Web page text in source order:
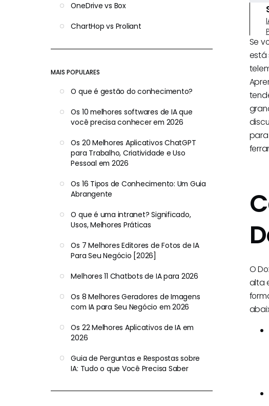
OneDrive vs Box
ChartHop vs Proliant
MAIS POPULARES
O que é gestão do conhecimento?
Os 10 melhores softwares de IA que
você precisa conhecer em 2026
Os 20 Melhores Aplicativos ChatGPT
para Trabalho, Criatividade e Uso
Pessoal em 2026
Os 16 Tipos de Conhecimento: Um Guia
Abrangente
O que é uma intranet? Significado,
Usos, Melhores Práticas
Os 7 Melhores Editores de Fotos de IA
Para Seu Negócio [2026]
Melhores 11 Chatbots de IA para 2026
Os 8 Melhores Geradores de Imagens
com IA para Seu Negócio em 2026
Os 22 Melhores Aplicativos de IA em
2026
Guia de Perguntas e Respostas sobre
IA: Tudo o que Você Precisa Saber
Se
está
O
alta